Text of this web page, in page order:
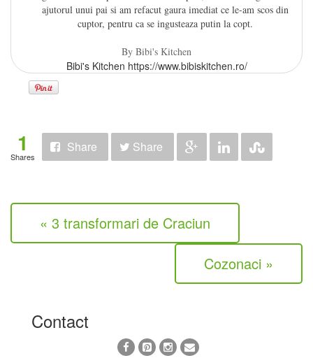
ajutorul unui pai si am refacut gaura imediat ce le-am scos din
cuptor, pentru ca se ingusteaza putin la copt.
By Bibi's Kitchen
Bibi's Kitchen https://www.bibiskitchen.ro/
1
Shares
Share Share
« 3 transformari de Craciun
Cozonaci »
Contact